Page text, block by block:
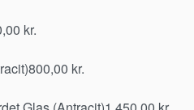
kr.
800,00 kr.